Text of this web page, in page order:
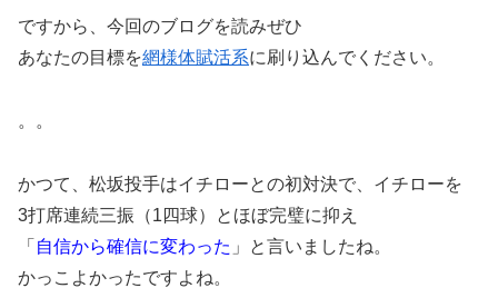
ですから、今回のブログを読みぜひ
あなたの目標を網様体賦活系に刷り込んでください。
。。
かつて、松坂投手はイチローとの初対決で、イチローを
3打席連続三振（1四球）とほぼ完璧に抑え
「 自信から確信に変わった 」と言いましたね。
かっこよかったですよね。